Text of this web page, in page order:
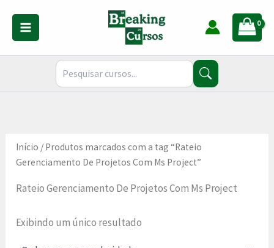
conteúdo
Início / Produtos marcados com a tag “Rateio
Gerenciamento De Projetos Com Ms Project”
Rateio Gerenciamento De Projetos Com Ms Project
Exibindo um único resultado